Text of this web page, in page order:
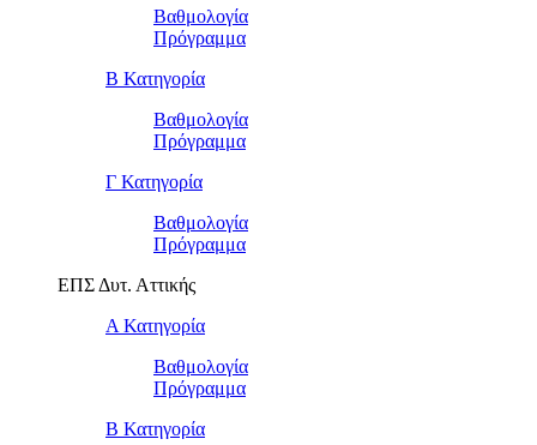
Βαθμολογία
Πρόγραμμα
Β Κατηγορία
Βαθμολογία
Πρόγραμμα
Γ Κατηγορία
Βαθμολογία
Πρόγραμμα
ΕΠΣ Δυτ. Αττικής
Α Κατηγορία
Βαθμολογία
Πρόγραμμα
Β Κατηγορία